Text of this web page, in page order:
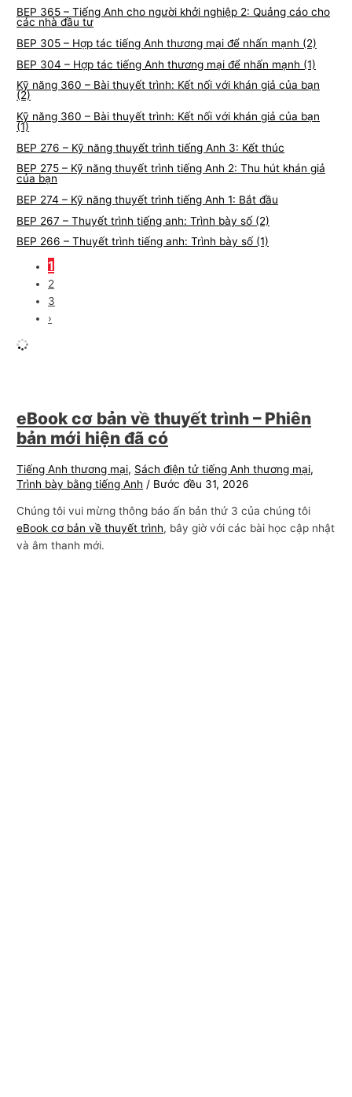
BEP 365 – Tiếng Anh cho người khởi nghiệp 2: Quảng cáo cho
các nhà đầu tư
BEP 305 – Hợp tác tiếng Anh thương mại để nhấn mạnh (2)
BEP 304 – Hợp tác tiếng Anh thương mại để nhấn mạnh (1)
Kỹ năng 360 – Bài thuyết trình: Kết nối với khán giả của bạn
(2)
Kỹ năng 360 – Bài thuyết trình: Kết nối với khán giả của bạn
(1)
BEP 276 – Kỹ năng thuyết trình tiếng Anh 3: Kết thúc
BEP 275 – Kỹ năng thuyết trình tiếng Anh 2: Thu hút khán giả
của bạn
BEP 274 – Kỹ năng thuyết trình tiếng Anh 1: Bắt đầu
BEP 267 – Thuyết trình tiếng anh: Trình bày số (2)
BEP 266 – Thuyết trình tiếng anh: Trình bày số (1)
1
2
3
›
eBook cơ bản về thuyết trình – Phiên
bản mới hiện đã có
Tiếng Anh thương mại, Sách điện tử tiếng Anh thương mại,
Trình bày bằng tiếng Anh / Bước đều 31, 2026
Chúng tôi vui mừng thông báo ấn bản thứ 3 của chúng tôi
eBook cơ bản về thuyết trình, bây giờ với các bài học cập nhật
và âm thanh mới.